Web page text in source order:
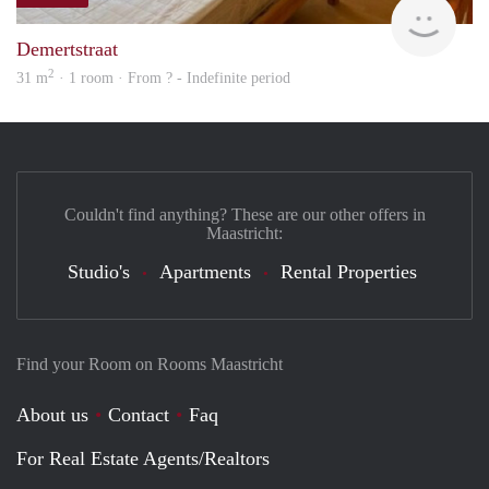
Demertstraat
31 m2 · 1 room · From ? - Indefinite period
Find your Room on Rooms Maastricht
About us Contact
Faq
For Real Estate Agents/Realtors
Couldn't find anything? These are our other offers in
Maastricht:
Studio's Apartments Rental Properties